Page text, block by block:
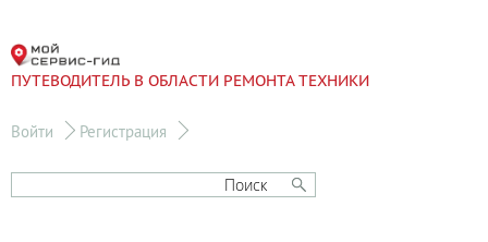
ПУТЕВОДИТЕЛЬ В ОБЛАСТИ РЕМОНТА ТЕХНИКИ
Войти Регистрация